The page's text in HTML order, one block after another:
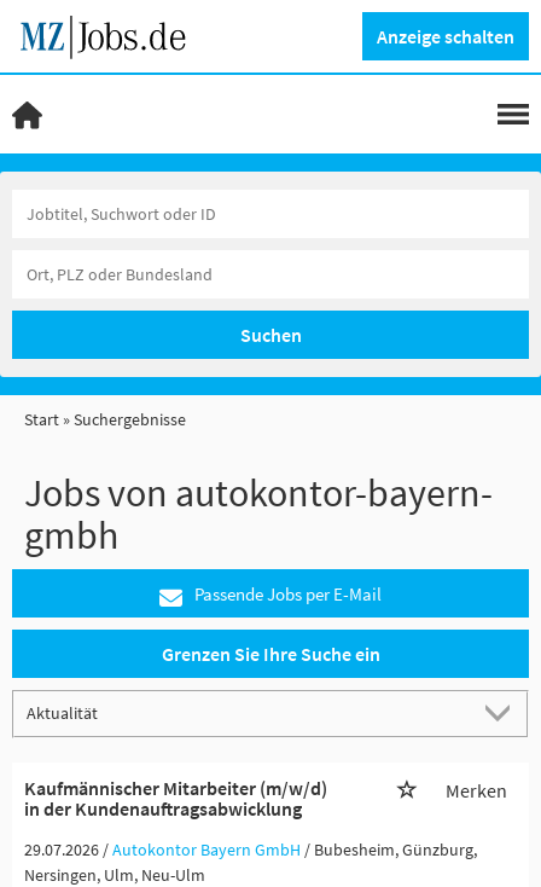
Anzeige schalten
Suchen
Start Suchergebnisse
Jobs von autokontor-bayern-
gmbh
Passende Jobs per E-Mail
Grenzen Sie Ihre Suche ein
Kaufmännischer Mitarbeiter (m/w/d)
in der Kundenauftragsabwicklung
Merken
29.07.2026 /Autokontor Bayern GmbH / Bubesheim, Günzburg,
Nersingen, Ulm, Neu-Ulm